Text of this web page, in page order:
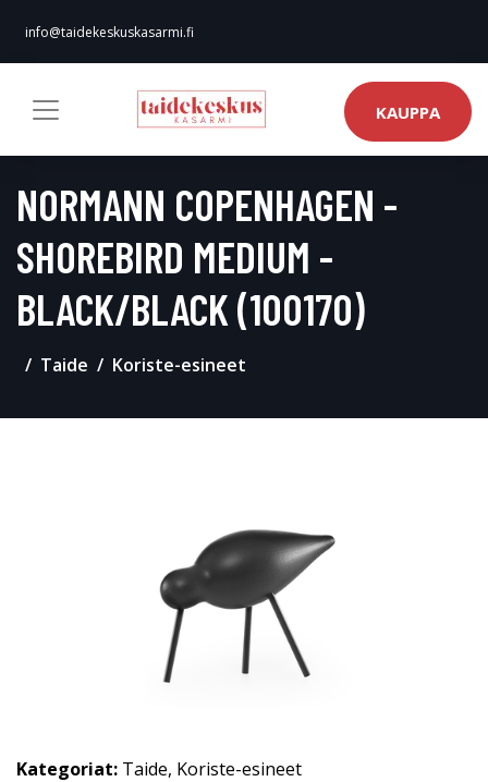
info@taidekeskuskasarmi.fi
KAUPPA
NORMANN COPENHAGEN -
SHOREBIRD MEDIUM -
BLACK/BLACK (100170)
Taide Koriste-esineet
Kategoriat: Taide, Koriste-esineet